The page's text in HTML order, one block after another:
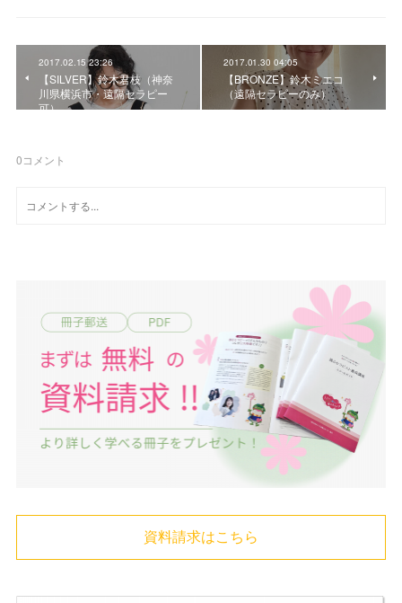
2017.02.15 23:26
【SILVER】鈴木君枝（神奈
川県横浜市・遠隔セラピー
可）
2017.01.30 04:05
【BRONZE】鈴木ミエコ
（遠隔セラピーのみ）
0コメント
資料請求はこちら